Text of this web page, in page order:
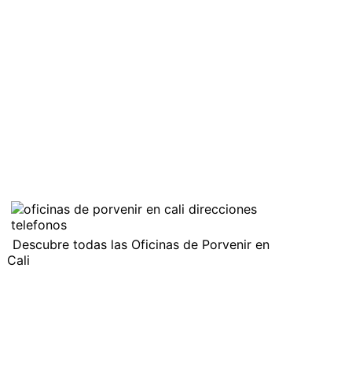
Descubre todas las Oficinas de Porvenir en
Cali